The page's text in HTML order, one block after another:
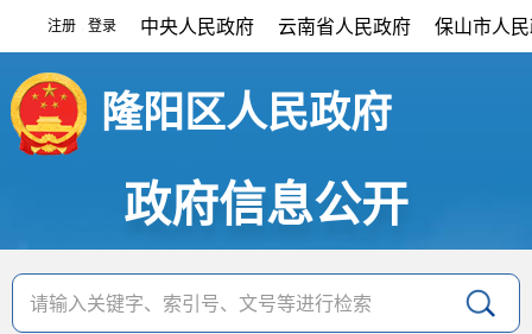
注册 登录 中央人民政府 云南省人民政府 保山市人
隆阳区人民政府
政府信息公开